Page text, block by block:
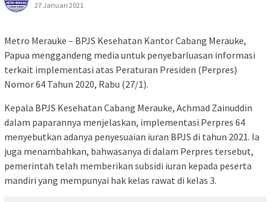
27 Januari 2021
Metro Merauke – BPJS Kesehatan Kantor Cabang Merauke,
Papua menggandeng media untuk penyebarluasan informasi
terkait implementasi atas Peraturan Presiden (Perpres)
Nomor 64 Tahun 2020, Rabu (27/1).
Kepala BPJS Kesehatan Cabang Merauke, Achmad Zainuddin
dalam paparannya menjelaskan, implementasi Perpres 64
menyebutkan adanya penyesuaian iuran BPJS di tahun 2021. Ia
juga menambahkan, bahwasanya di dalam Perpres tersebut,
pemerintah telah memberikan subsidi iuran kepada peserta
mandiri yang mempunyai hak kelas rawat di kelas 3.